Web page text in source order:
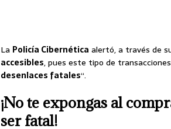
La Policía Cibernética alertó, a través de
accesibles, pues este tipo de
desenlaces fatales“.
¡No te expongas al
ser fatal!